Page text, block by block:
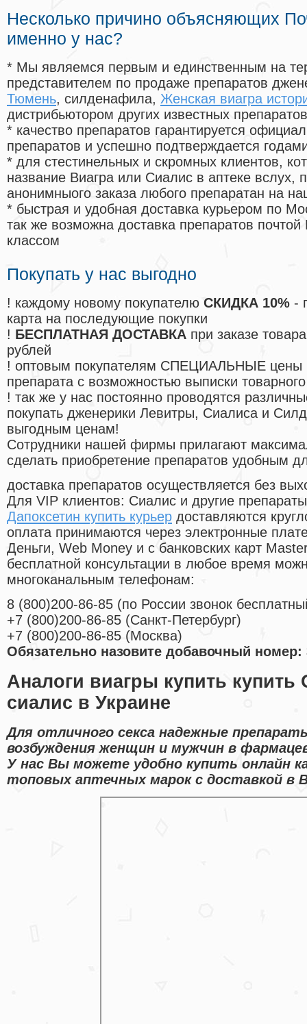
Несколько причино объясняющих
именно у нас?
* Мы являемся первым и единственным на
представителем по продаже препаратов
Тюмень, силденафила, Женская виагра
дистрибьютором других известных препаратов
* качество препаратов гарантируется
препаратов и успешно подтверждается
* для стестинельных и скромных клиентов,
название Виагра или Сиалис в аптеке вслух,
анонимныого заказа любого препаратан на
* быстрая и удобная доставка курьером по
так же возможна доставка препаратов
классом
Покупать у нас выгодно
! каждому новому покупателю СКИДКА 10% -
карта на последующие покупки
! БЕСПЛАТНАЯ ДОСТАВКА при заказе
рублей
! оптовым покупателям СПЕЦИАЛЬНЫЕ цены
препарата с возможностью выписки
! так же у нас постоянно проводятся
покупать дженерики Левитры, Сиалиса и
выгодным ценам!
Cотрудники нашей фирмы прилагают
сделать приобретение препаратов удобным
доставка препаратов осуществляется без
Для VIP клиентов: Сиалис и другие
Дапоксетин купить курьер доставляются
оплата принимаются через электронные
Деньги, Web Money и с банковских карт
бесплатной консультации в любое время
многоканальным телефонам:
8 (800)200-86-85 (по России звонок
+7 (800)200-86-85 (Санкт-Петербург)
+7 (800)200-86-85 (Москва)
Обязательно назовите добавочный номер:
Аналоги виагры купить
сиалис в Украине
Для отличного секса надежные
возбуждения женщин и мужчин в
У нас Вы можете удобно купить онлайн
топовых аптечных марок с доставкой в